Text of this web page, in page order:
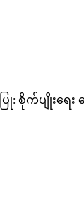
က်ပျိုးရေး ရ